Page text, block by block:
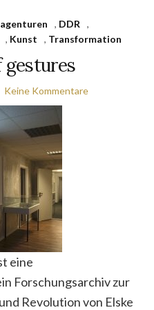
, DDR
,
, Kunst , Transformation
gestures
Keine Kommentare
eine
Forschungsarchiv zur
Revolution von Elske